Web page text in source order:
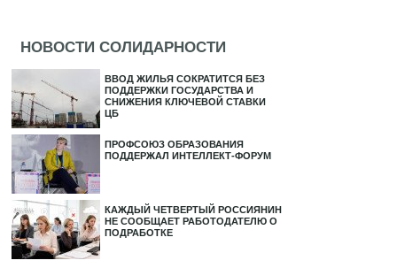
НОВОСТИ СОЛИДАРНОСТИ
ВВОД ЖИЛЬЯ СОКРАТИТСЯ БЕЗ
ПОДДЕРЖКИ ГОСУДАРСТВА И
СНИЖЕНИЯ КЛЮЧЕВОЙ СТАВКИ
ЦБ
ПРОФСОЮЗ ОБРАЗОВАНИЯ
ПОДДЕРЖАЛ ИНТЕЛЛЕКТ-ФОРУМ
КАЖДЫЙ ЧЕТВЕРТЫЙ РОССИЯНИН
НЕ СООБЩАЕТ РАБОТОДАТЕЛЮ О
ПОДРАБОТКЕ